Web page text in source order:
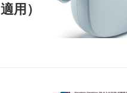
用）